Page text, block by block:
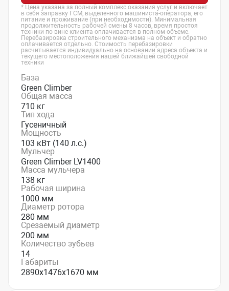
* Цена указана за полный комплекс оказания услуг и включает
в себя заправку ГСМ, выделенного машиниста-оператора, его
питание и проживание (при необходимости). Минимальная
продолжительность рабочей смены 8 часов, время простоя
техники по вине клиента оплачивается в полном объеме.
Перебазировка строительного механизма на объект и обратно
оплачивается отдельно. Стоимость перебазировки
расчитывается индивидуально на основании адреса объекта и
текущего местоположения нашей ближайшей свободной
техники
База
Green Climber
Общая масса
710 кг
Тип хода
Гусеничный
Мощность
103 кВт (140 л.с.)
Мульчер
Green Climber LV1400
Масса мульчера
138 кг
Рабочая ширина
1000 мм
Диаметр ротора
280 мм
Срезаемый диаметр
200 мм
Количество зубьев
14
Габариты
2890х1476х1670 мм